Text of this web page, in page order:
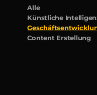
Alle
Künstliche
Content Erstellung